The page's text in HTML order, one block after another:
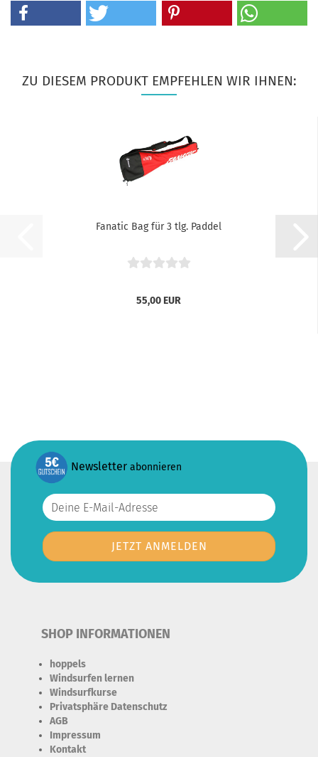
ZU DIESEM PRODUKT EMPFEHLEN WIR IHNEN:
Fanatic Bag für 3 tlg. Paddel
55,00 EUR
Newsletter abonnieren
SHOP INFORMATIONEN
hoppels
Windsurfen lernen
Windsurfkurse
Privatsphäre Datenschutz
AGB
Impressum
Kontakt